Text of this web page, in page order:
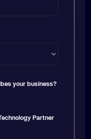
your business?
Partner